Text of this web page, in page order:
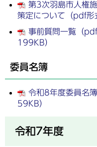
第3次羽島市人権
策定について（pdf形
事前質問一覧（pdf
199KB）
委員名簿
令和8年度委員名
59KB）
令和7年度